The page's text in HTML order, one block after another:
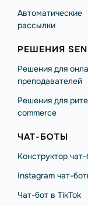
Автоматические
рассылки
РЕШЕНИЯ
Решения для
преподавателей
Решения для
commerce
ЧАТ-БОТЫ
Конструктор
Instagram чат-
Чат-бот в TikTok